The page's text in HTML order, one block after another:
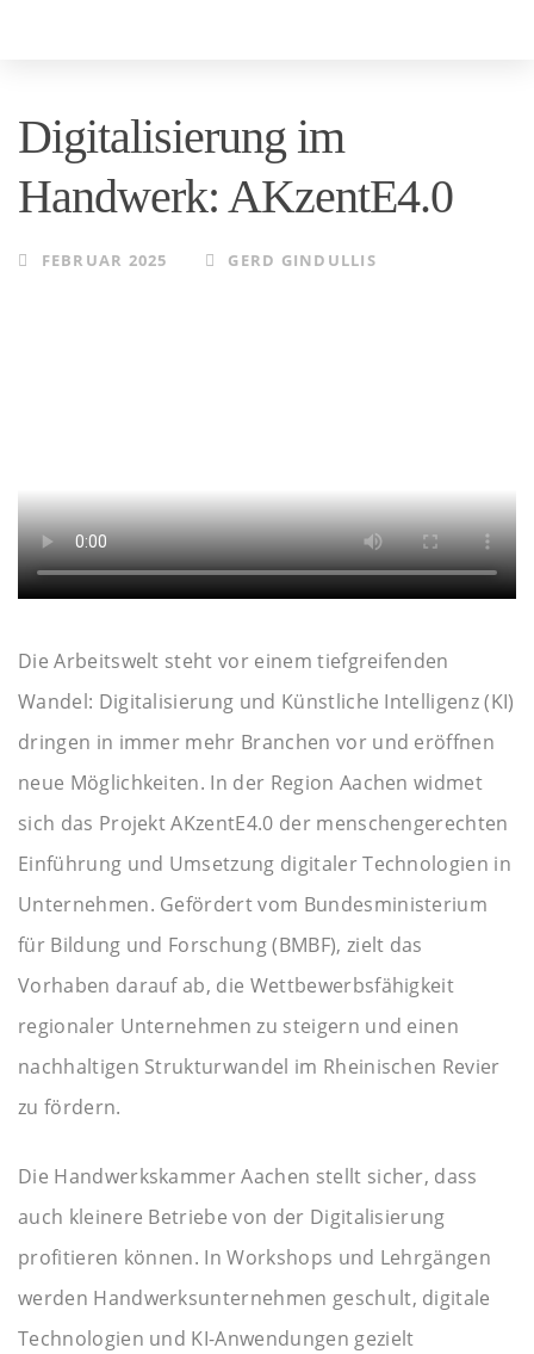
links
navigation
Skip
content
Digitalisierung im
Handwerk: AKzentE4.0
FEBRUAR 2025 GERD GINDULLIS
Die Arbeitswelt steht vor einem tiefgreifenden
Wandel: Digitalisierung und Künstliche Intelligenz (KI)
dringen in immer mehr Branchen vor und eröffnen
neue Möglichkeiten. In der Region Aachen widmet
sich das Projekt AKzentE4.0 der menschengerechten
Einführung und Umsetzung digitaler Technologien in
Unternehmen. Gefördert vom Bundesministerium
für Bildung und Forschung (BMBF), zielt das
Vorhaben darauf ab, die Wettbewerbsfähigkeit
regionaler Unternehmen zu steigern und einen
nachhaltigen Strukturwandel im Rheinischen Revier
zu fördern.
Die Handwerkskammer Aachen stellt sicher, dass
auch kleinere Betriebe von der Digitalisierung
profitieren können. In Workshops und Lehrgängen
werden Handwerksunternehmen geschult, digitale
Technologien und KI-Anwendungen gezielt